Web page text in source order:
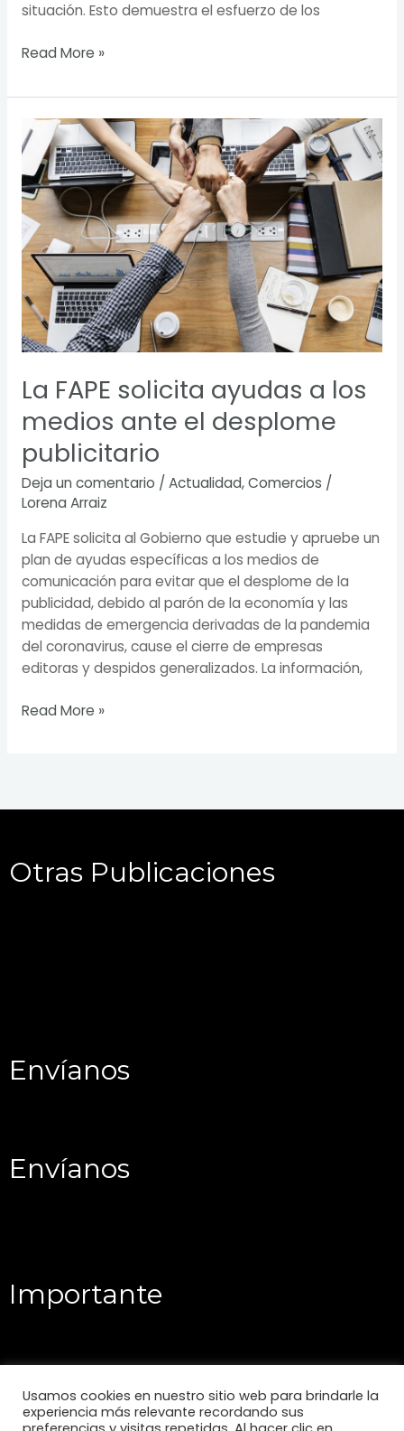
situación. Esto demuestra el esfuerzo de los
Read More »
La FAPE solicita ayudas a los
medios ante el desplome
publicitario
Deja un comentario / Actualidad,Comercios /
Lorena Arraiz
La FAPE solicita al Gobierno que estudie y apruebe un
plan de ayudas específicas a los medios de
comunicación para evitar que el desplome de la
publicidad, debido al parón de la economía y las
medidas de emergencia derivadas de la pandemia
del coronavirus, cause el cierre de empresas
editoras y despidos generalizados. La información,
La
FAPE
solicita
ayudas
a
los
medios
ante
el
desplome
publicitario
Read More »
Otras Publicaciones
Envíanos
Envíanos
Importante
Usamos cookies en nuestro sitio web para brindarle la
experiencia más relevante recordando sus